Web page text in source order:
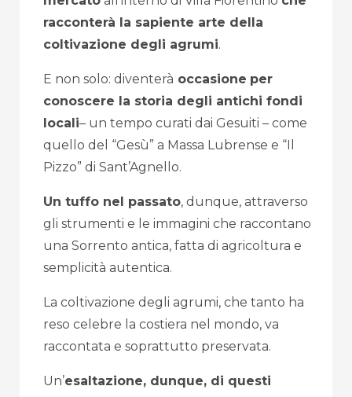
racconterà la sapiente arte della
coltivazione degli agrumi.
E non solo: diventerà occasione per
conoscere la storia degli antichi fondi
locali– un tempo curati dai Gesuiti – come
quello del “Gesù” a Massa Lubrense e “Il
Pizzo” di Sant’Agnello.
Un tuffo nel passato, dunque, attraverso
gli strumenti e le immagini che raccontano
una Sorrento antica, fatta di agricoltura e
semplicità autentica.
La coltivazione degli agrumi, che tanto ha
reso celebre la costiera nel mondo, va
raccontata e soprattutto preservata.
Un’esaltazione, dunque, di questi